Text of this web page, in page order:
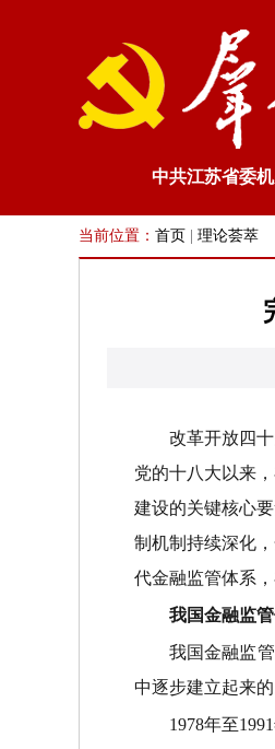
中共江苏省委
当前位置： 首页 理论荟萃
改革开放四十
党的十八大以来
建设的关键核心
制机制持续深化
代金融监管体系
我国金融监
我国金融监管
中逐步建立起来的
1978年至1991